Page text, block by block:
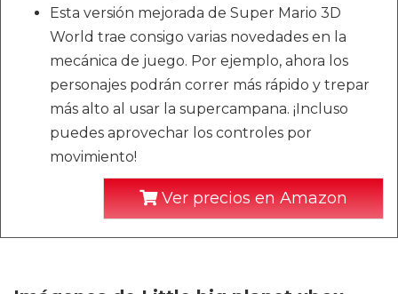
Esta versión mejorada de Super Mario 3D
World trae consigo varias novedades en la
mecánica de juego. Por ejemplo, ahora los
personajes podrán correr más rápido y trepar
más alto al usar la supercampana. ¡Incluso
puedes aprovechar los controles por
movimiento!
Ver precios en Amazon